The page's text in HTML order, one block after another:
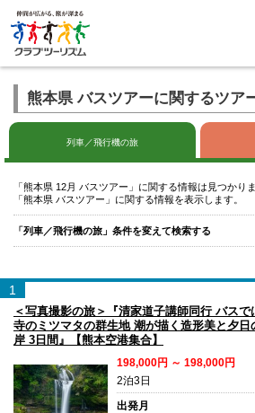
熊本県 バスツアーに関するツア
列車／飛行機の旅
「熊本県 12月 バスツアー」に関する情報は見つかり
「熊本県 バスツアー」に関する情報を表示します。
「列車／飛行機の旅」条件を変えて検索する
1
＜写真撮影の旅＞『清家道子講師同行 バス
寺のミツマタの群生地 潮が描く造形美と夕
岸 3日間』【熊本空港集合】
198,000円 ～ 198,000円
2泊3日
出発月